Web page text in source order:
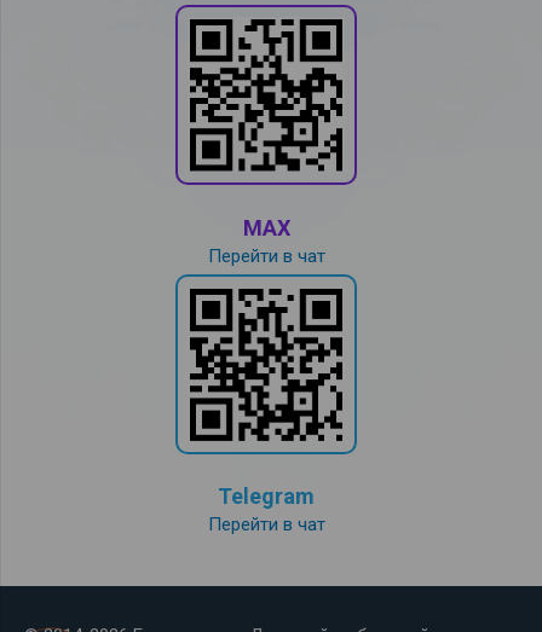
MAX
Перейти в чат
Telegram
Перейти в чат